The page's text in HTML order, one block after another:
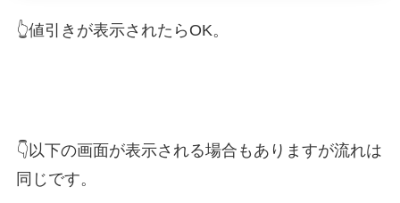
👆値引きが表示されたらOK。
👇以下の画面が表示される場合もありますが流れは
同じです。